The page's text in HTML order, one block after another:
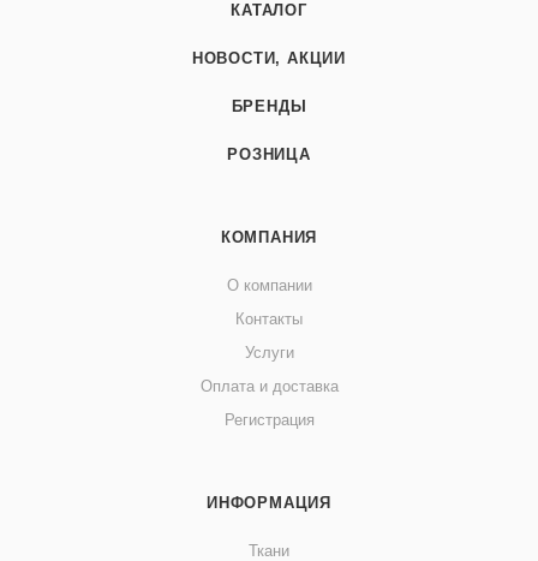
КАТАЛОГ
НОВОСТИ, АКЦИИ
БРЕНДЫ
РОЗНИЦА
КОМПАНИЯ
О компании
Контакты
Услуги
Оплата и доставка
Регистрация
ИНФОРМАЦИЯ
Ткани